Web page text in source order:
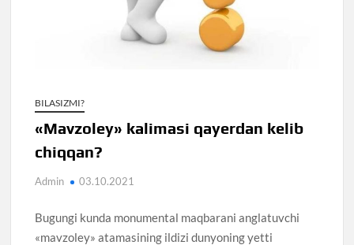
BILASIZMI?
«Mavzoley» kalimasi qayerdan kelib
chiqqan?
Admin 03.10.2021
Bugungi kunda monumental maqbarani anglatuvchi
«mavzoley» atamasining ildizi dunyoning yetti